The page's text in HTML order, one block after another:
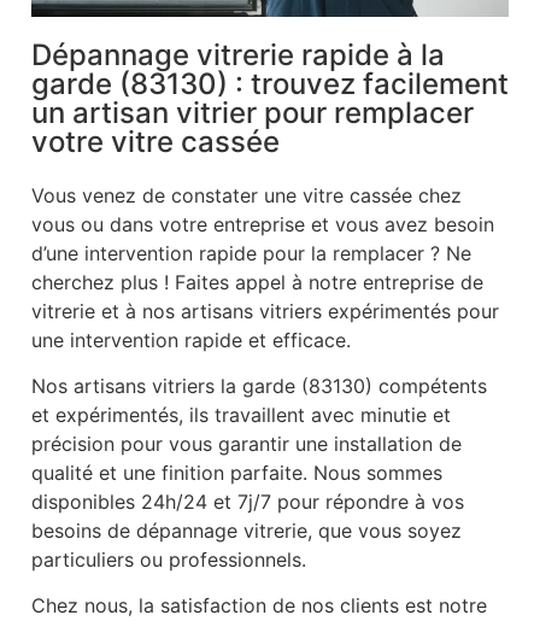
Dépannage vitrerie rapide à la
garde (83130) : trouvez facilement
un artisan vitrier pour remplacer
votre vitre cassée
Vous venez de constater une vitre cassée chez
vous ou dans votre entreprise et vous avez besoin
d’une intervention rapide pour la remplacer ? Ne
cherchez plus ! Faites appel à notre entreprise de
vitrerie et à nos artisans vitriers expérimentés pour
une intervention rapide et efficace.
Nos artisans vitriers la garde (83130) compétents
et expérimentés, ils travaillent avec minutie et
précision pour vous garantir une installation de
qualité et une finition parfaite. Nous sommes
disponibles 24h/24 et 7j/7 pour répondre à vos
besoins de dépannage vitrerie, que vous soyez
particuliers ou professionnels.
Chez nous, la satisfaction de nos clients est notre